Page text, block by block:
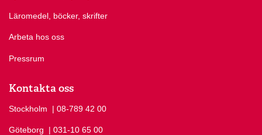
Läromedel, böcker, skrifter
Arbeta hos oss
Pressrum
Kontakta oss
Stockholm Ring Stockholm på
| 08-789 42 00
Göteborg Ring Göteborg på
| 031-10 65 00